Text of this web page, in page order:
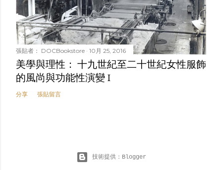
張貼者： DOCBookstore 10月 25, 2016
美學與理性： 十九世紀至二十世紀女性服飾
的風尚與功能性演變 I
分享 張貼留言
技術提供：Blogger